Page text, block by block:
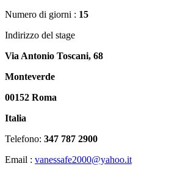
Numero di giorni : 15
Indirizzo del stage
Via Antonio Toscani, 68
Monteverde
00152 Roma
Italia
Telefono: 347 787 2900
Email : vanessafe2000@yahoo.it